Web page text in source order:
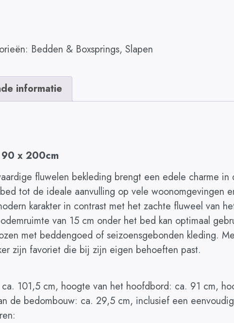
Bedden & Boxsprings, Slapen
informatie
x 200cm
fluwelen bekleding brengt een edele charme
tot de ideale aanvulling op vele woonomgevingen
karakter in contrast met het zachte fluweel van
van 15 cm onder het bed kan optimaal
met beddengoed of seizoensgebonden kleding.
zijn favoriet die bij zijn eigen behoeften past.
101,5 cm, hoogte van het hoofdbord: ca. 91 cm,
de bedombouw: ca. 29,5 cm, inclusief een